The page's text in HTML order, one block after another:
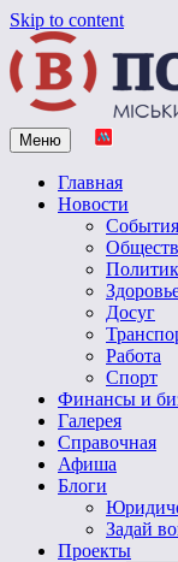
Skip to content
Vpoltave.info
Полтавский портал
Меню
Главная
Новости
События
Досуг
Работа
Спорт
Финансы и
Галерея
Справочная
Афиша
Блоги
Задай
Проекты